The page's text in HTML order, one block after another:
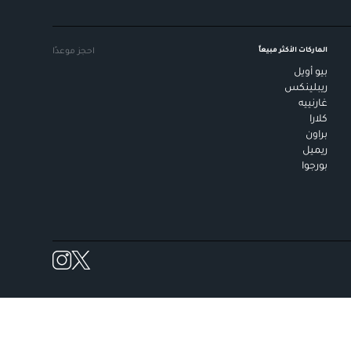
الماركات الأكثر مبيعاً
بيو أويل
ريبلينكس
غارنييه
كلارا
براون
ريميل
بورجوا
احجز موعدًا